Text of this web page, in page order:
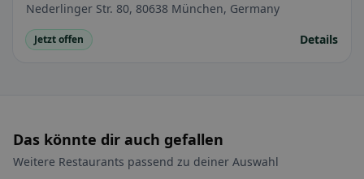
Biergarten
Nederlinger Str. 80, 80638 München, Germany
Jetzt offen Details
Das könnte dir auch gefallen
Weitere Restaurants passend zu deiner Auswahl